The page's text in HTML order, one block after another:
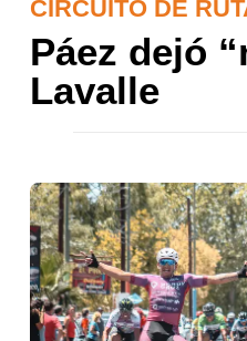
CIRCUITO DE
Páez dejó
Lavalle